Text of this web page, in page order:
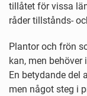
tillåtet för vissa
råder tillstånds-
Plantor och frön
kan, men
En betydande del
men något steg i